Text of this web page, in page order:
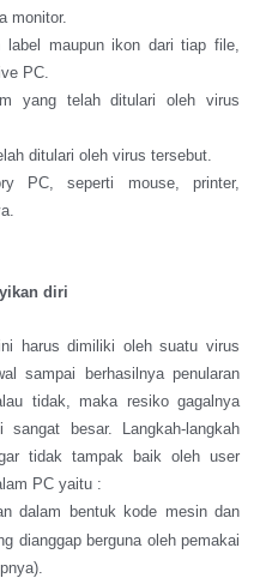
monitor.
maupun ikon dari tiap file,
PC.
yang telah ditulari oleh virus
ditulari oleh virus tersebut.
PC, seperti mouse, printer,
diri
harus dimiliki oleh suatu virus
sampai berhasilnya penularan
tidak, maka resiko gagalnya
besar. Langkah-langkah
tidak tampak baik oleh user
PC yaitu :
dalam bentuk kode mesin dan
dianggap berguna oleh pemakai